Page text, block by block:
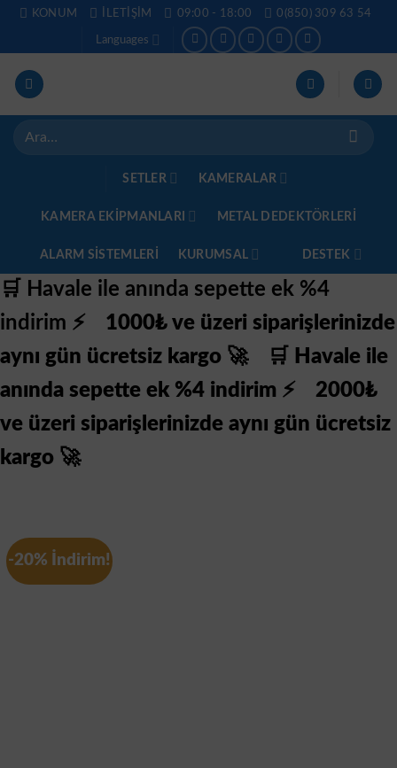
İçeriğeKONUM İLETIŞIM 09:00 - 18:00 0(850) 309 63 54
Languages
Ara:
SETLER KAMERALAR
KAMERA EKİPMANLARI METAL DEDEKTÖRLERI
ALARM SISTEMLERI KURUMSAL DESTEK
🛒 Havale ile anında sepette ek %4
indirim ⚡
1000₺ ve üzeri siparişlerinizde
aynı gün ücretsiz kargo 🚀
🛒 Havale ile
anında sepette ek %4 indirim ⚡
2000₺
ve üzeri siparişlerinizde aynı gün ücretsiz
kargo 🚀
-20% İndirim!